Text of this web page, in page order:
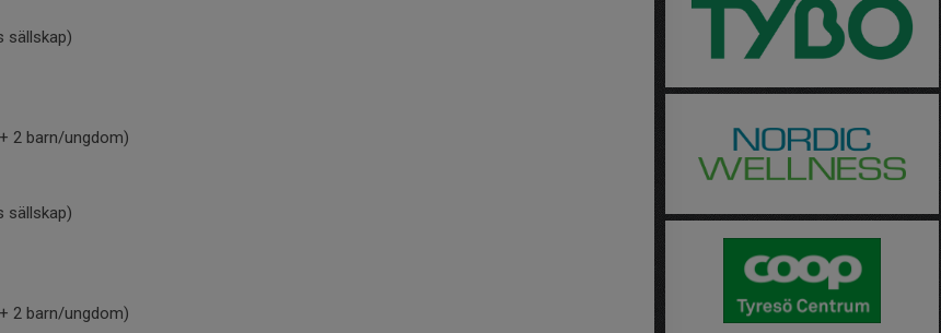
sällskap)
2 barn/ungdom)
sällskap)
2 barn/ungdom)